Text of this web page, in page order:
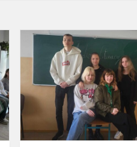
ir
pasakojimai
apie
gyvūnus